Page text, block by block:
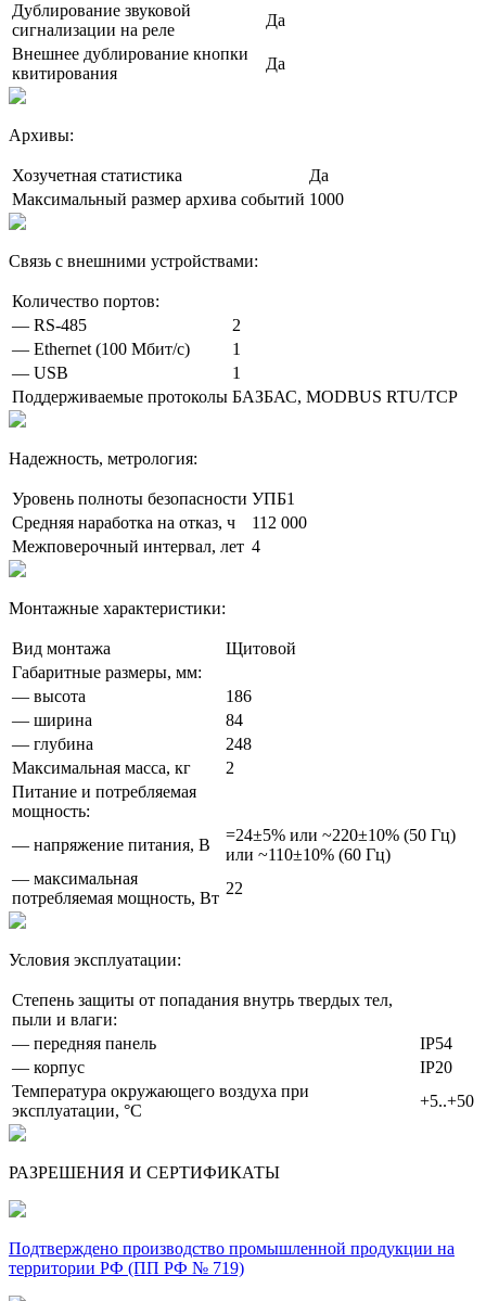
Дублирование звуковой
сигнализации на реле
Да
Внешнее дублирование кнопки
квитирования
Да
Архивы:
Хозучетная статистика
Да
Максимальный размер архива событий 1000
Связь с внешними устройствами:
Количество портов:
— RS-485
2
— Ethernet (100 Мбит/с)
1
— USB
1
Поддерживаемые протоколы БАЗБАС, MODBUS RTU/TCP
Надежность, метрология:
Уровень полноты безопасности УПБ1
Средняя наработка на отказ, ч
112 000
Межповерочный интервал, лет 4
Монтажные характеристики:
Вид монтажа
Щитовой
Габаритные размеры, мм:
— высота
186
— ширина
84
— глубина
248
Максимальная масса, кг
2
Питание и потребляемая
мощность:
— напряжение питания, В
=24±5% или ~220±10% (50 Гц)
или ~110±10% (60 Гц)
— максимальная
потребляемая мощность, Вт
22
Условия эксплуатации:
Степень защиты от попадания внутрь твердых тел,
пыли и влаги:
— передняя панель
IP54
— корпус
IP20
Температура окружающего воздуха при
эксплуатации, °С
+5..+50
РАЗРЕШЕНИЯ И СЕРТИФИКАТЫ
Подтверждено производство промышленной продукции на
территории РФ (ПП РФ № 719)